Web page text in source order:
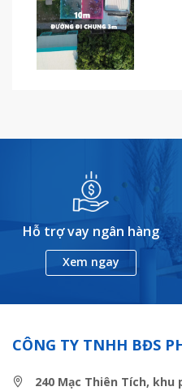
Hỗ trợ vay ngân hàng
Xem ngay
CÔNG TY TNHH BĐS
240 Mạc Thiên Tích,